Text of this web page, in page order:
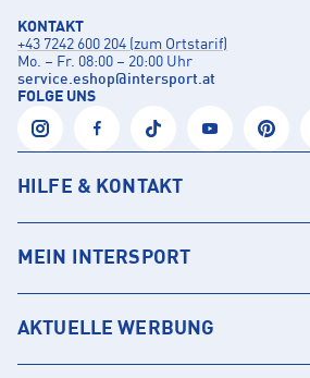
KONTAKT
+43 7242 600 204 (zum Ortstarif)
Mo. – Fr. 08:00 – 20:00 Uhr
service.eshop@intersport.at
FOLGE UNS
HILFE & KONTAKT
MEIN INTERSPORT
AKTUELLE WERBUNG